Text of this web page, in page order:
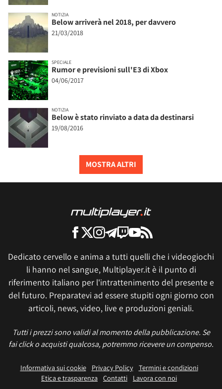
NOTIZIA
Below arriverà nel 2018, per davvero
21/03/2018
SPECIALE
Rumor e previsioni sull'E3 di Xbox
04/06/2017
NOTIZIA
Below è stato rinviato a data da destinarsi
19/08/2016
MOSTRA ALTRI
Dedicato cervello e anima a tutti quelli che i videogiochi
li hanno nel sangue, Multiplayer.it è il punto di
riferimento italiano per l'intrattenimento del presente e
del futuro. Preparatevi ad essere stupiti ogni giorno con
articoli, news, video, live e produzioni geniali.
Tutti i prezzi sono validi al momento della pubblicazione. Se
fai click o acquisti qualcosa, potremmo ricevere un compenso.
Informativa sui cookie Privacy Policy
Termini e condizioni
Etica e trasparenza Contatti
Lavora con noi